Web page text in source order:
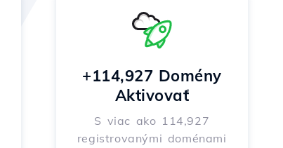
+114,927 Domény
Aktivovať
S viac ako 114,927
registrovanými doménami